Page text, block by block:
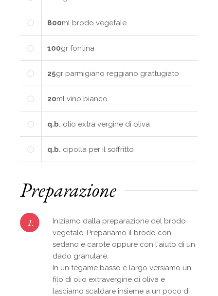
800ml brodo vegetale
100gr fontina
25gr parmigiano reggiano grattugiato
20ml vino bianco
q.b. olio extra vergine di oliva
q.b. cipolla per il soffritto
Preparazione
1.
Iniziamo dalla preparazione del brodo
vegetale. Prepariamo il brodo con
sedano e carote oppure con l'aiuto di un
dado granulare.
In un tegame basso e largo versiamo un
filo di olio extravergine di oliva e
lasciamo scaldare insieme a un poco di